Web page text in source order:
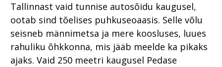
Tallinnast vaid tunnise autosõidu kaugusel,
ootab sind tõelises puhkuseoaasis. Selle võlu
seisneb männimetsa ja mere koosluses, luues
rahuliku õhkkonna, mis jääb meelde ka pikaks
ajaks. Vaid 250 meetri kaugusel Pedase